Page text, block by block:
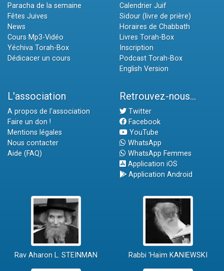
Paracha de la semaine
Fêtes Juives
News
Cours Mp3-Vidéo
Yéchiva Torah-Box
Dédicacer un cours
Calendrier Juif
Sidour (livre de prière)
Horaires de Chabbath
Livres Torah-Box
Inscription
Podcast Torah-Box
English Version
L'association
A propos de l'association
Faire un don !
Mentions légales
Nous contacter
Aide (FAQ)
Retrouvez-nous...
Twitter
Facebook
YouTube
WhatsApp
WhatsApp Femmes
Application iOS
Application Android
Rav Aharon L. STEINMAN Rabbi 'Haïm KANIEWSKI